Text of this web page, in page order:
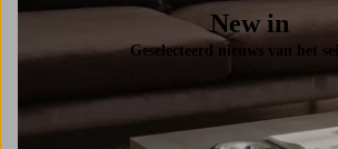
New in
Geselecteerd nieuws van het